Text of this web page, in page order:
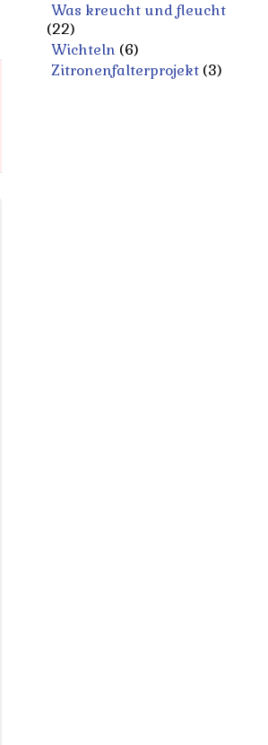
Was kreucht und fleucht
(22)
Wichteln (6)
Zitronenfalterprojekt(3)